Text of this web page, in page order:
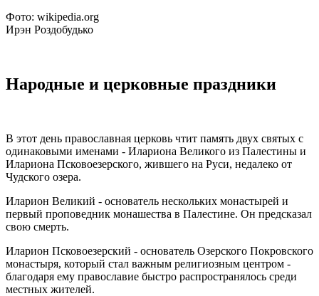
Фото: wikipedia.org
Ирэн Роздобудько
Народные и церковные праздники
В этот день православная церковь чтит память двух святых с
одинаковыми именами - Илариона Великого из Палестины и
Илариона Псковоезерского, жившего на Руси, недалеко от
Чудского озера.
Иларион Великий - основатель нескольких монастырей и
первый проповедник монашества в Палестине. Он предсказал
свою смерть.
Иларион Псковоезерский - основатель Озерского Покровского
монастыря, который стал важным религиозным центром -
благодаря ему православие быстро распространялось среди
местных жителей.